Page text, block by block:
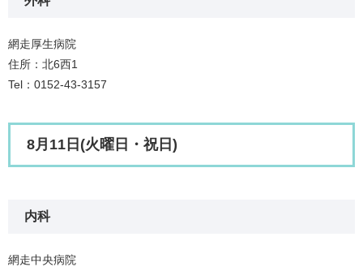
網走厚生病院
住所：北6西1
Tel：0152-43-3157
8月11日(火曜日・祝日)
内科
網走中央病院